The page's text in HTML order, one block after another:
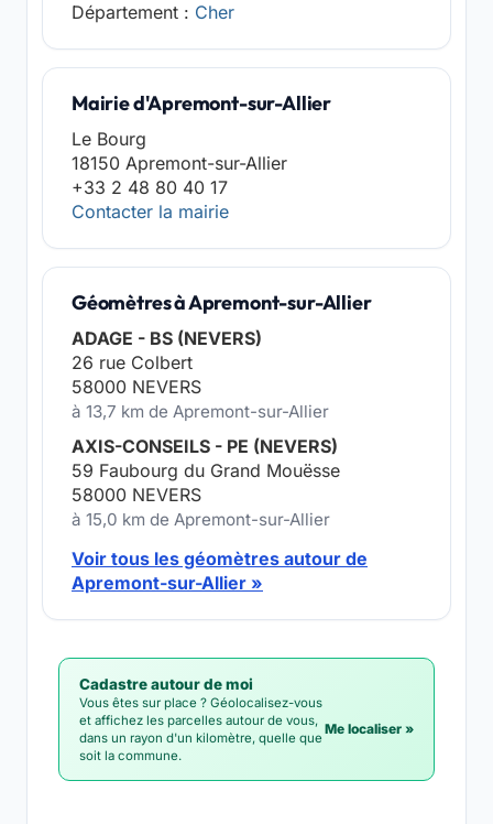
Département : Cher
Mairie d'Apremont-sur-Allier
Le Bourg
18150 Apremont-sur-Allier
+33 2 48 80 40 17
Contacter la mairie
Géomètres à Apremont-sur-Allier
ADAGE - BS (NEVERS)
26 rue Colbert
58000 NEVERS
à 13,7 km de Apremont-sur-Allier
AXIS-CONSEILS - PE (NEVERS)
59 Faubourg du Grand Mouësse
58000 NEVERS
à 15,0 km de Apremont-sur-Allier
Voir tous les géomètres autour de
Apremont-sur-Allier »
Cadastre autour de moi
Vous êtes sur place ? Géolocalisez-vous
et affichez les parcelles autour de vous,
dans un rayon d'un kilomètre, quelle que
soit la commune.
Me localiser »